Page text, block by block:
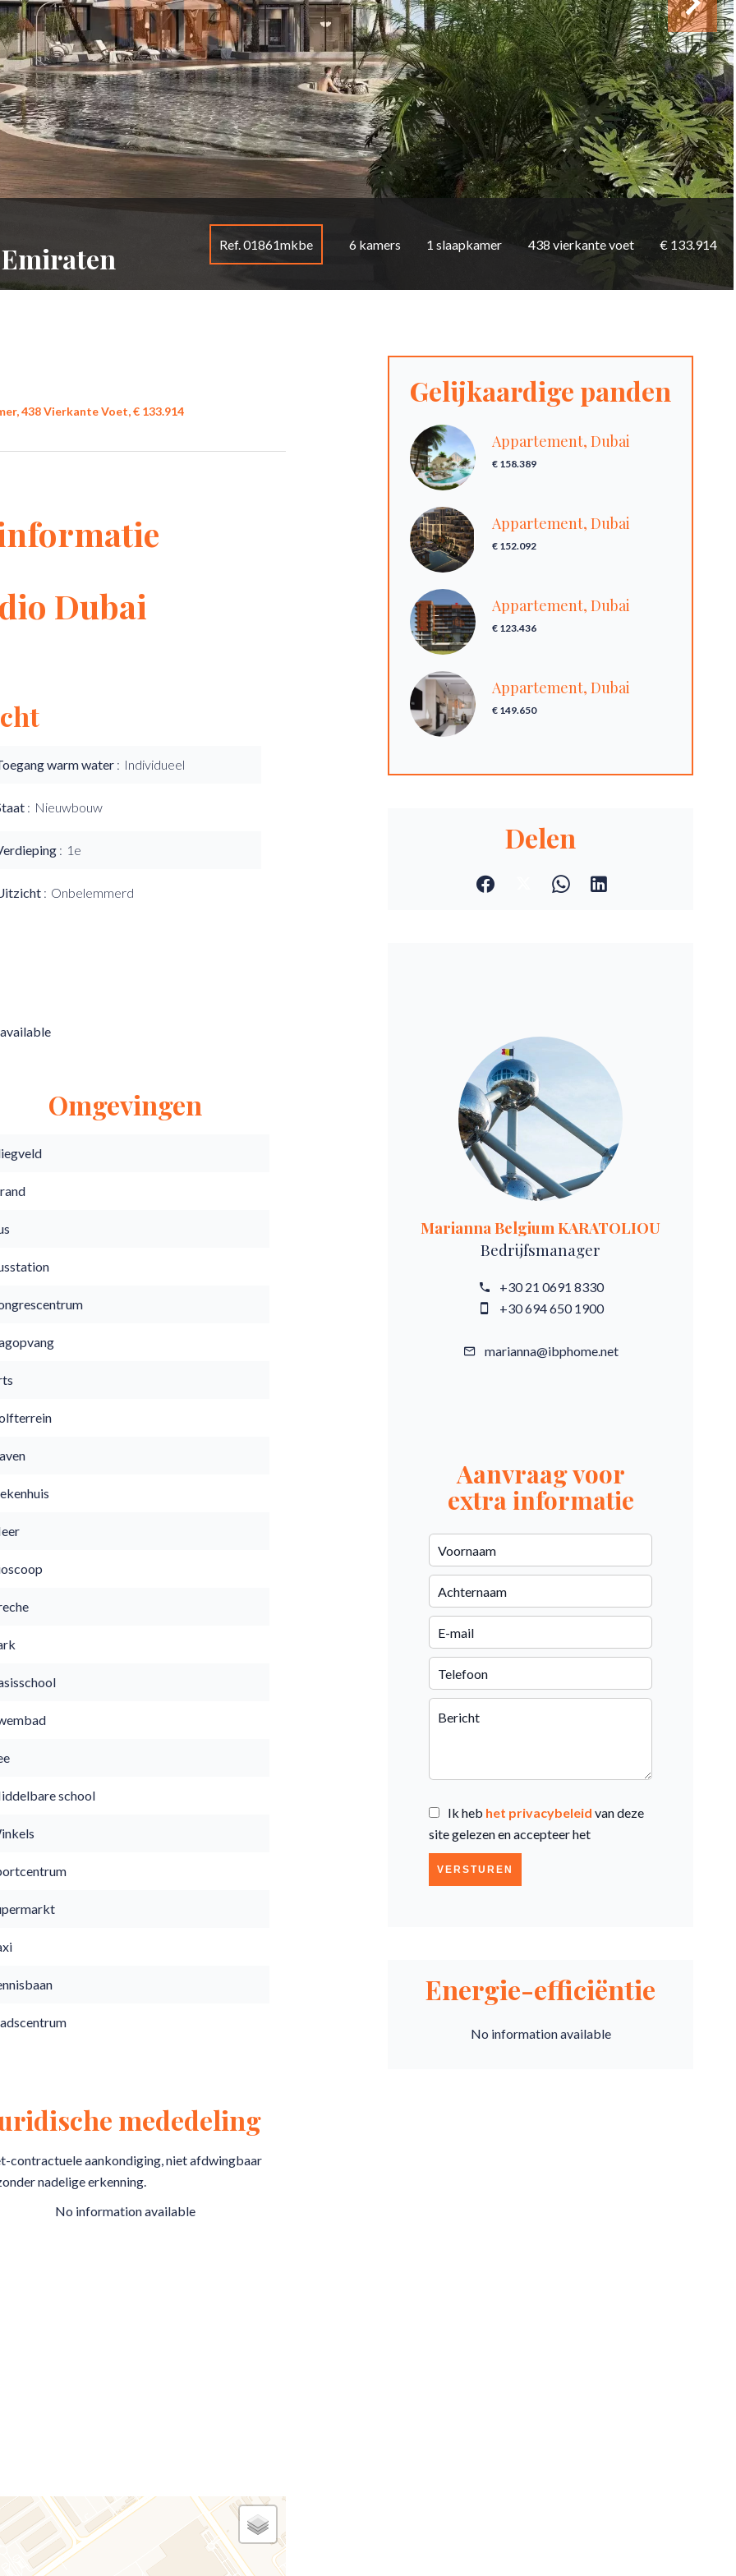
Ref. 01861mkbe 6 kamers 1 slaapkamer 438 vierkante voet € 133.914
438 Vierkante Voet, € 133.914
Dubai
warm water Individueel
Nieuwbouw
1e
Onbelemmerd
Omgevingen
school
mededeling
contractuele aankondiging, niet afdwingbaar
nadelige erkenning.
No information available
Gelijkaardige panden
Appartement, Dubai
€ 158.389
Appartement, Dubai
€ 152.092
Appartement, Dubai
€ 123.436
Appartement, Dubai
€ 149.650
Delen
Marianna Belgium KARATOLIOU
Bedrijfsmanager
+30 21 0691 8330
+30 694 650 1900
marianna@ibphome.net
Aanvraag voor
extra informatie
Ik heb het privacybeleid van deze
site gelezen en accepteer het
VERSTUREN
Energie-efficiëntie
No information available